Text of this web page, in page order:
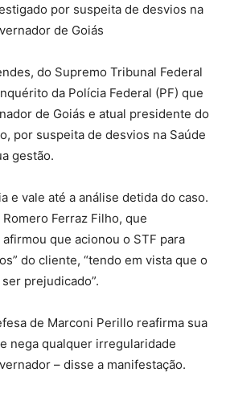
por suspeita de desvios na
de Goiás
do Supremo Tribunal Federal
da Polícia Federal (PF) que
de Goiás e atual presidente do
por suspeita de desvios na Saúde
gestão.
e vale até a análise detida do caso.
Ferraz Filho, que
que acionou o STF para
do cliente, “tendo em vista que o
prejudicado”.
de Marconi Perillo reafirma sua
nega qualquer irregularidade
– disse a manifestação.